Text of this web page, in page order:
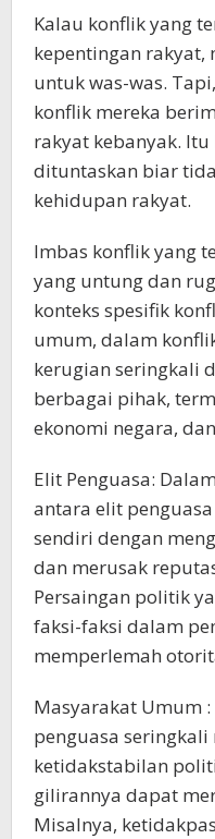
Kalau konflik yang
kepentingan
untuk was-was.
konflik mereka
rakyat kebanyak. Itu
dituntaskan biar
kehidupan rakyat.
Imbas konflik yang
yang untung dan
konteks spesifik
umum, dalam
kerugian seringkali
berbagai pihak,
ekonomi negara,
Elit Penguasa:
antara elit
sendiri dengan
dan merusak
Persaingan politik
faksi-faksi dalam
memperlemah
Masyarakat Umum
penguasa
ketidakstabilan
gilirannya dapat
Misalnya,